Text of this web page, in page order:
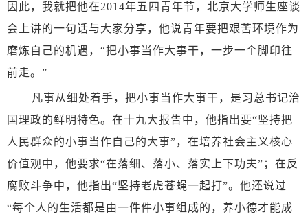
因此，我就把他在2014年五四青年节，北京大学师生座谈
会上讲的一句话与大家分享，他说青年要把艰苦环境作为
磨炼自己的机遇，“把小事当作大事干，一步一个脚印往
前走。”
凡事从细处着手，把小事当作大事干，是习总书记治
国理政的鲜明特色。在十九大报告中，他指出要“坚持把
人民群众的小事当作自己的大事”，在培养社会主义核心
价值观中，他要求“在落细、落小、落实上下功夫”；在反
腐败斗争中，他指出“坚持老虎苍蝇一起打”。他还说过
“每个人的生活都是由一件件小事组成的，养小德才能成